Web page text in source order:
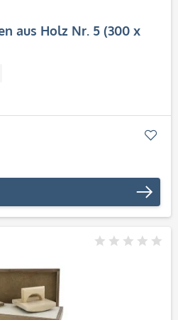
aus Holz Nr. 5 (300 x